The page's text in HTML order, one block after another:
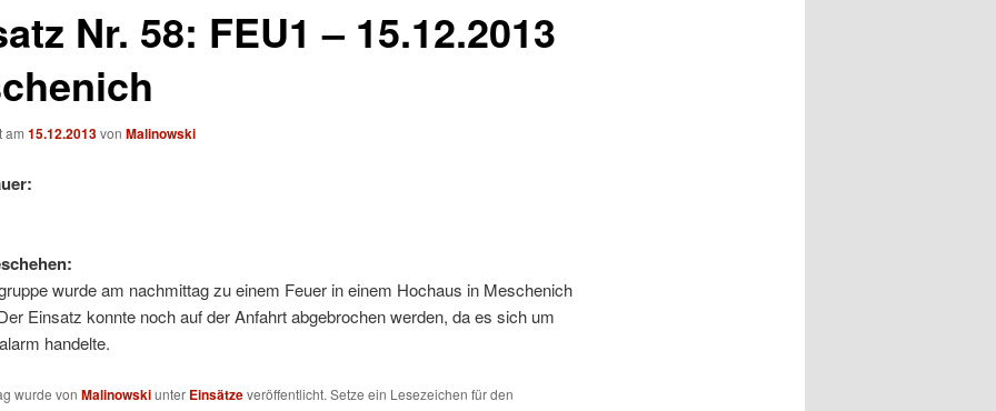
Nr. 58: FEU1 – 15.12.2013
am 15.12.2013von Malinowski
wurde am nachmittag zu einem Feuer in einem Hochaus in Meschenich
Einsatz konnte noch auf der Anfahrt abgebrochen werden, da es sich um
handelte.
wurde von Malinowskiunter Einsätzeveröffentlicht. Setze ein Lesezeichen für den